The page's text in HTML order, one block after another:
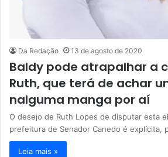
Da Redação 13 de agosto de 2020
Baldy pode atrapalhar a
Ruth, que terá de achar
nalguma manga por aí
O desejo de Ruth Lopes de disputar esta
prefeitura de Senador Canedo é explícita,
Leia mais »